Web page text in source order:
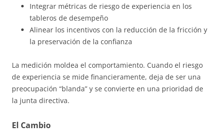
Integrar métricas de riesgo de experiencia en los
tableros de desempeño
Alinear los incentivos con la reducción de la fricción y
la preservación de la confianza
La medición moldea el comportamiento. Cuando el riesgo
de experiencia se mide financieramente, deja de ser una
preocupación “blanda” y se convierte en una prioridad de
la junta directiva.
El Cambio